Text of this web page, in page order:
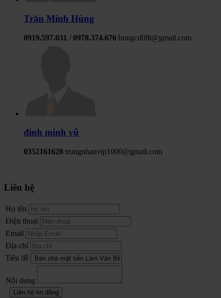
Trần Minh Hùng
0919.597.031 / 0978.374.676 hungcd08t@gmail.com
đinh minh vũ
0352161628 trungnhanvip1000@gmail.com
Liên hệ
Họ tên
Điện thoại
Email
Địa chỉ
Tiêu đề
Nội dung
Liên hệ tin đăng